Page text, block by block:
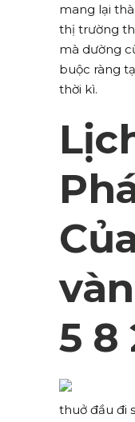
mang lại
thị trường
mà dường
buộc ràng
thời kì.
5 8
thuở đầu đi